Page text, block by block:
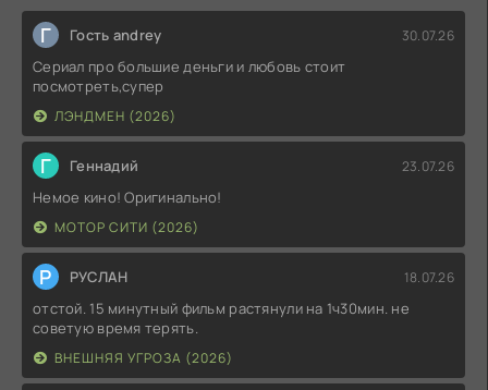
Г Гость andrey 30.07.26
Сериал про большие деньги и любовь стоит
посмотреть,супер
ЛЭНДМЕН (2026)
Г Геннадий 23.07.26
Немое кино! Оригинально!
МОТОР СИТИ (2026)
Р РУСЛАН 18.07.26
отстой. 15 минутный фильм растянули на 1ч30мин. не
советую время терять.
ВНЕШНЯЯ УГРОЗА (2026)